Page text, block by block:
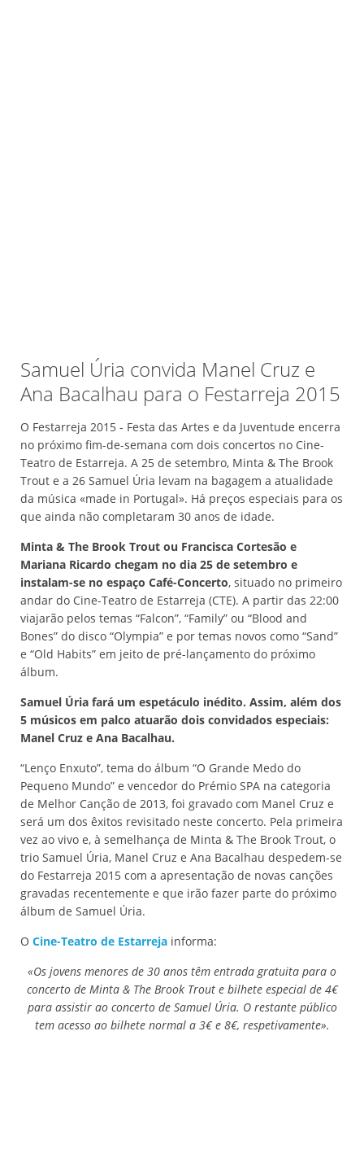
Samuel Úria convida Manel Cruz e
Ana Bacalhau para o Festarreja 2015
O Festarreja 2015 - Festa das Artes e da Juventude encerra
no próximo fim-de-semana com dois concertos no Cine-
Teatro de Estarreja. A 25 de setembro, Minta & The Brook
Trout e a 26 Samuel Úria levam na bagagem a atualidade
da música «made in Portugal». Há preços especiais para os
que ainda não completaram 30 anos de idade.
Minta & The Brook Trout ou Francisca Cortesão e
Mariana Ricardo chegam no dia 25 de setembro e
instalam-se no espaço Café-Concerto, situado no primeiro
andar do Cine-Teatro de Estarreja (CTE). A partir das 22:00
viajarão pelos temas “Falcon”, “Family” ou “Blood and
Bones” do disco “Olympia” e por temas novos como “Sand”
e “Old Habits” em jeito de pré-lançamento do próximo
álbum.
Samuel Úria fará um espetáculo inédito. Assim, além dos
5 músicos em palco atuarão dois convidados especiais:
Manel Cruz e Ana Bacalhau.
“Lenço Enxuto”, tema do álbum “O Grande Medo do
Pequeno Mundo” e vencedor do Prémio SPA na categoria
de Melhor Canção de 2013, foi gravado com Manel Cruz e
será um dos êxitos revisitado neste concerto. Pela primeira
vez ao vivo e, à semelhança de Minta & The Brook Trout, o
trio Samuel Úria, Manel Cruz e Ana Bacalhau despedem-se
do Festarreja 2015 com a apresentação de novas canções
gravadas recentemente e que irão fazer parte do próximo
álbum de Samuel Úria.
O Cine-Teatro de Estarreja informa:
«Os jovens menores de 30 anos têm entrada gratuita para o
concerto de Minta & The Brook Trout e bilhete especial de 4€
para assistir ao concerto de Samuel Úria. O restante público
tem acesso ao bilhete normal a 3€ e 8€, respetivamente».